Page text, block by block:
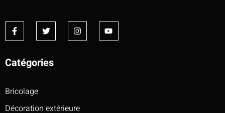
Catégories
Bricolage
Décoration extérieure